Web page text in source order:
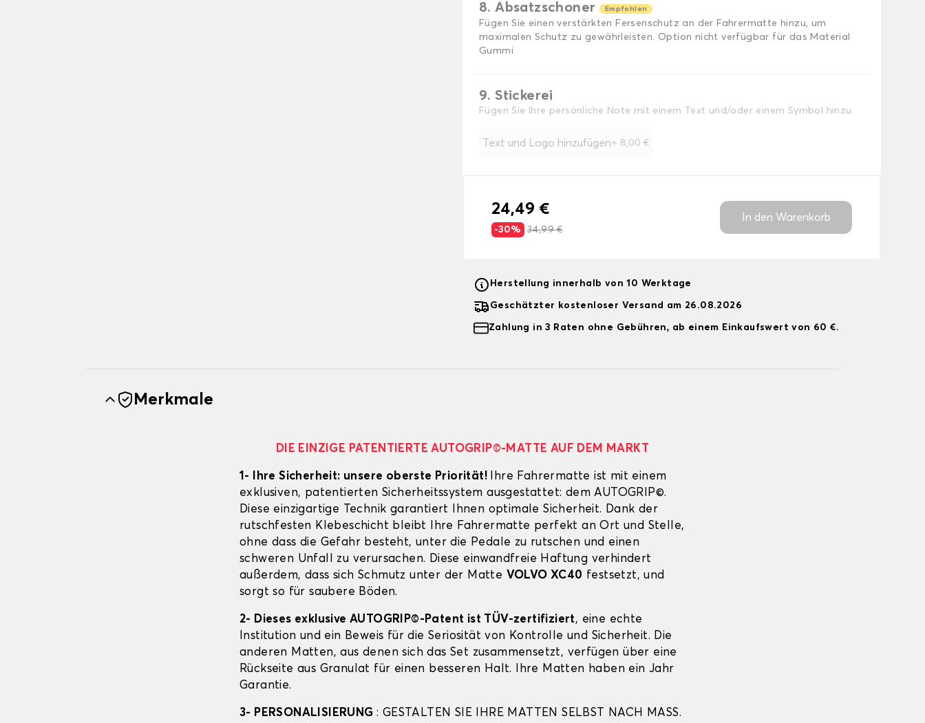
8. Absatzschoner Empfohlen
Fügen Sie einen verstärkten Fersenschutz an der Fahrermatte hinzu, um
maximalen Schutz zu gewährleisten. Option nicht verfügbar für das Material
Gummi
9. Stickerei
Fügen Sie Ihre persönliche Note mit einem Text und/oder einem Symbol hinzu
Text und Logo hinzufügen+ 8,00 €
24,49 €
-30% 34,99 €
In den Warenkorb
Herstellung innerhalb von 10 Werktage
Geschätzter kostenloser Versand am 26.08.2026
Zahlung in 3 Raten ohne Gebühren, ab einem Einkaufswert von 60 €.
Merkmale
DIE EINZIGE PATENTIERTE AUTOGRIP©-MATTE AUF DEM MARKT
1- Ihre Sicherheit: unsere oberste Priorität! Ihre Fahrermatte ist mit einem
exklusiven, patentierten Sicherheitssystem ausgestattet: dem AUTOGRIP©.
Diese einzigartige Technik garantiert Ihnen optimale Sicherheit. Dank der
rutschfesten Klebeschicht bleibt Ihre Fahrermatte perfekt an Ort und Stelle,
ohne dass die Gefahr besteht, unter die Pedale zu rutschen und einen
schweren Unfall zu verursachen. Diese einwandfreie Haftung verhindert
außerdem, dass sich Schmutz unter der Matte VOLVO XC40 festsetzt, und
sorgt so für saubere Böden.
2- Dieses exklusive AUTOGRIP©-Patent ist TÜV-zertifiziert, eine echte
Institution und ein Beweis für die Seriosität von Kontrolle und Sicherheit. Die
anderen Matten, aus denen sich das Set zusammensetzt, verfügen über eine
Rückseite aus Granulat für einen besseren Halt. Ihre Matten haben ein Jahr
Garantie.
3- PERSONALISIERUNG : GESTALTEN SIE IHRE MATTEN SELBST NACH MASS.